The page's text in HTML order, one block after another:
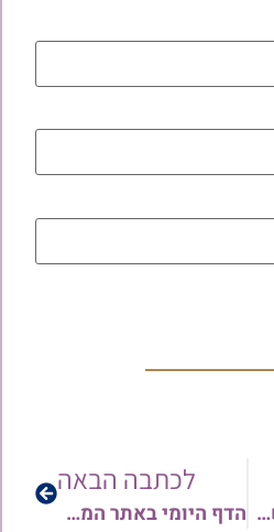
תובנות בדף היומי שבת דף קל"ג – קל"ה | כולל סיכום הלכה למעשה – מפי הרב משה יפת • האזנה עריבה
לכתבה הבאה
הדף היומי באתר המאורות מדי יום – מסכת שבת דף קל"ו | האזנה עריבה!